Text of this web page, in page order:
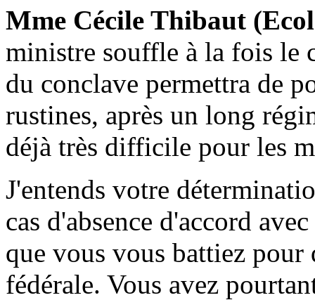
Mme Cécile Thibaut
ministre souffle à la fois le
du conclave permettra de
rustines, après un long
déjà très difficile pour les
J'entends votre
cas d'absence d'accord
que vous vous battiez pour
fédérale. Vous avez